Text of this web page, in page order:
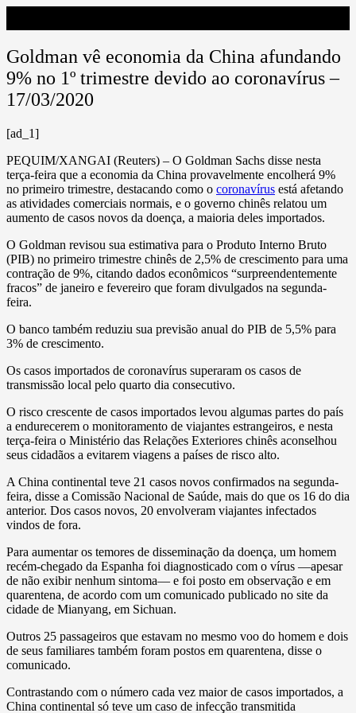
Goldman vê economia da China afundando
9% no 1º trimestre devido ao coronavírus –
17/03/2020
[ad_1]
PEQUIM/XANGAI (Reuters) – O Goldman Sachs disse nesta
terça-feira que a economia da China provavelmente encolherá 9%
no primeiro trimestre, destacando como o coronavírus está afetando
as atividades comerciais normais, e o governo chinês relatou um
aumento de casos novos da doença, a maioria deles importados.
O Goldman revisou sua estimativa para o Produto Interno Bruto
(PIB) no primeiro trimestre chinês de 2,5% de crescimento para uma
contração de 9%, citando dados econômicos “surpreendentemente
fracos” de janeiro e fevereiro que foram divulgados na segunda-
feira.
O banco também reduziu sua previsão anual do PIB de 5,5% para
3% de crescimento.
Os casos importados de coronavírus superaram os casos de
transmissão local pelo quarto dia consecutivo.
O risco crescente de casos importados levou algumas partes do país
a endurecerem o monitoramento de viajantes estrangeiros, e nesta
terça-feira o Ministério das Relações Exteriores chinês aconselhou
seus cidadãos a evitarem viagens a países de risco alto.
A China continental teve 21 casos novos confirmados na segunda-
feira, disse a Comissão Nacional de Saúde, mais do que os 16 do dia
anterior. Dos casos novos, 20 envolveram viajantes infectados
vindos de fora.
Para aumentar os temores de disseminação da doença, um homem
recém-chegado da Espanha foi diagnosticado com o vírus —apesar
de não exibir nenhum sintoma— e foi posto em observação e em
quarentena, de acordo com um comunicado publicado no site da
cidade de Mianyang, em Sichuan.
Outros 25 passageiros que estavam no mesmo voo do homem e dois
de seus familiares também foram postos em quarentena, disse o
comunicado.
Contrastando com o número cada vez maior de casos importados, a
China continental só teve um caso de infecção transmitida